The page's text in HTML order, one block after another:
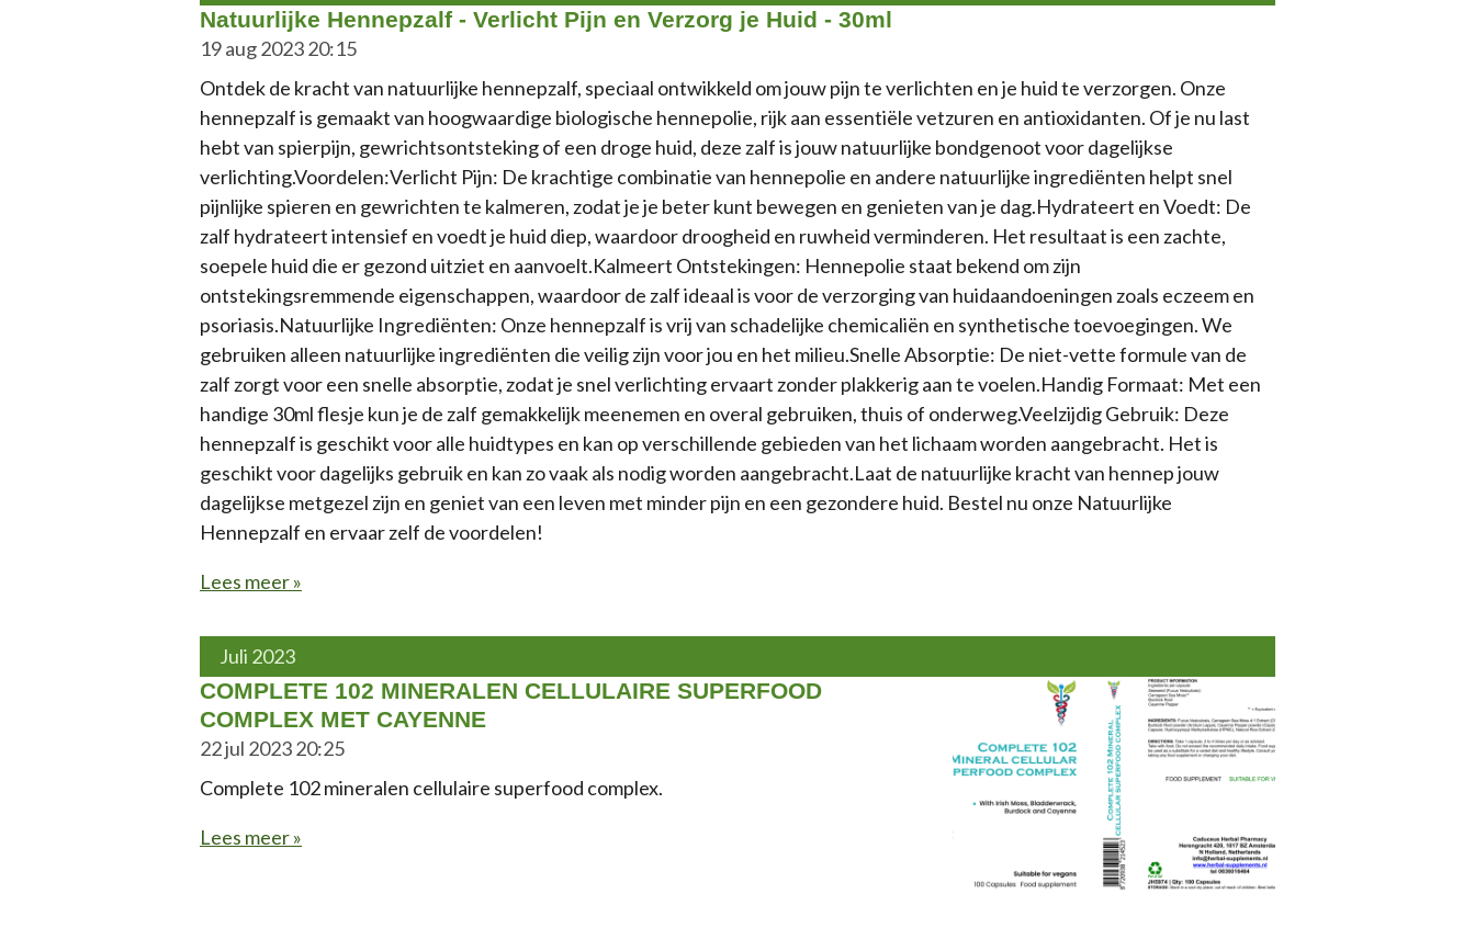
Natuurlijke Hennepzalf - Verlicht Pijn en Verzorg je Huid - 30ml
19 aug 202320:15
Ontdek de kracht van natuurlijke hennepzalf, speciaal ontwikkeld om jouw pijn te verlichten en je huid te verzorgen. Onze
hennepzalf is gemaakt van hoogwaardige biologische hennepolie, rijk aan essentiële vetzuren en antioxidanten. Of je nu last
hebt van spierpijn, gewrichtsontsteking of een droge huid, deze zalf is jouw natuurlijke bondgenoot voor dagelijkse
verlichting.Voordelen:Verlicht Pijn: De krachtige combinatie van hennepolie en andere natuurlijke ingrediënten helpt snel
pijnlijke spieren en gewrichten te kalmeren, zodat je je beter kunt bewegen en genieten van je dag.Hydrateert en Voedt: De
zalf hydrateert intensief en voedt je huid diep, waardoor droogheid en ruwheid verminderen. Het resultaat is een zachte,
soepele huid die er gezond uitziet en aanvoelt.Kalmeert Ontstekingen: Hennepolie staat bekend om zijn
ontstekingsremmende eigenschappen, waardoor de zalf ideaal is voor de verzorging van huidaandoeningen zoals eczeem en
psoriasis.Natuurlijke Ingrediënten: Onze hennepzalf is vrij van schadelijke chemicaliën en synthetische toevoegingen. We
gebruiken alleen natuurlijke ingrediënten die veilig zijn voor jou en het milieu.Snelle Absorptie: De niet-vette formule van de
zalf zorgt voor een snelle absorptie, zodat je snel verlichting ervaart zonder plakkerig aan te voelen.Handig Formaat: Met een
handige 30ml flesje kun je de zalf gemakkelijk meenemen en overal gebruiken, thuis of onderweg.Veelzijdig Gebruik: Deze
hennepzalf is geschikt voor alle huidtypes en kan op verschillende gebieden van het lichaam worden aangebracht. Het is
geschikt voor dagelijks gebruik en kan zo vaak als nodig worden aangebracht.Laat de natuurlijke kracht van hennep jouw
dagelijkse metgezel zijn en geniet van een leven met minder pijn en een gezondere huid. Bestel nu onze Natuurlijke
Hennepzalf en ervaar zelf de voordelen!
Lees meer »
Juli 2023
COMPLETE 102 MINERALEN CELLULAIRE SUPERFOOD
COMPLEX MET CAYENNE
22 jul 202320:25
Complete 102 mineralen cellulaire superfood complex.
Lees meer »